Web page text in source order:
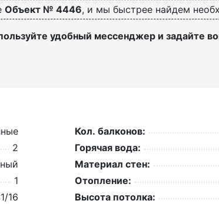
Объект № 4446, и мы быстрее найдем
удобный мессенджер и задайте
2
1
16
Кол. балконов:
Горячая вода:
Материал стен:
Отопление:
Высота потолка: